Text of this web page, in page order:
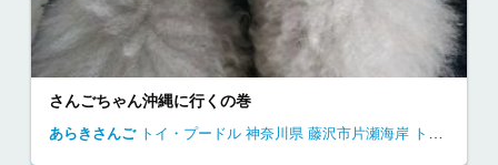
さんごちゃん沖縄に行くの巻
あらきさんご トイ・プードル 神奈川県 藤沢市片瀬海岸 トイプードル 江ノ島